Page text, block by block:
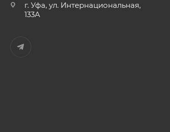
г. Уфа, ул. Интернациональная,
133А